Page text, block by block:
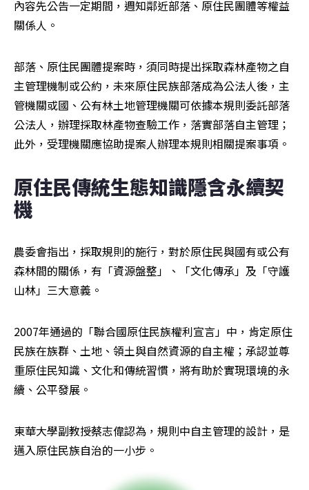
內容先公告一定期間，週知鄰近部落、原住民團體等權益
關係人。
部落、原住民團體提案時，須同時提出採取森林產物之自
主管理機制或公約，未來原住民族部落成為公法人後，主
管機關或國、公有林土地管理機關可依據本規則委託部落
公法人，辦理採取林產物查驗工作，落實部落自主管理；
此外，受理機關應協助提案人辦理本規則相關提案事項。
原住民傳統生態知識隱含永續契
機
農委會指出，採取規則的施行，對於原住民與國有或公有
森林間的關係，有「資源盤整」、「文化傳承」及「守護
山林」三大意義。
2007年通過的「聯合國原住民族權利宣言」中，肯定原住
民族在族群、土地、領土與自然資源的自主權；承認並尊
重原住民知識、文化和傳統習慣，將有助於實現環境的永
續、公平發展。
東華大學副教授蔡志偉認為，規則中自主管理的設計，是
邁入原住民族自治的一小步。